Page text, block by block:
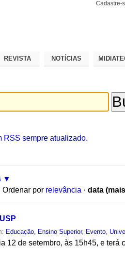
Cadastre-
REVISTA NOTÍCIAS
RSS sempre atualizado.
Ordenar por relevância · data
Educação Ensino Superior, Evento
12 de setembro, às 15h45, e terá